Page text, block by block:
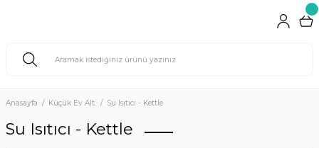
Anasayfa Küçük Ev Alt. Su Isıtıcı - Kettle
Su Isıtıcı - Kettle